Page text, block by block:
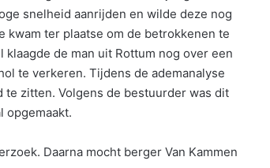
snelheid aanrijden en wilde deze nog
kwam ter plaatse om de betrokkenen te
de man uit Rottum nog over een
te verkeren. Tijdens de ademanalyse
zitten. Volgens de bestuurder was dit
opgemaakt.
Daarna mocht berger Van Kammen